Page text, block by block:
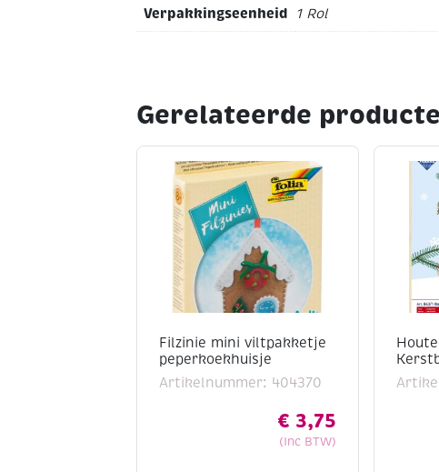
Verpakkingseenheid 1 Rol
Gerelateerde
Filzinie mini viltpakketje
peperkoekhuisje
Artikelnummer: 404370
€ 3,75
(Inc BTW)